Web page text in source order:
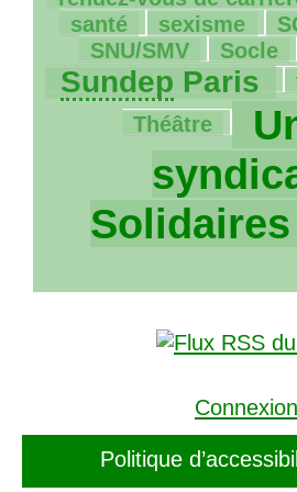
santé
143/1166 sexisme
8/1166
12/1166
67/1166
SNU/SMV
14/1166 Socle
69/1166
725/1166
Sundep Paris
4/1166
23/1166
Théâtre
1166/1166
Solidaires
73/1166
Connexion
Politique